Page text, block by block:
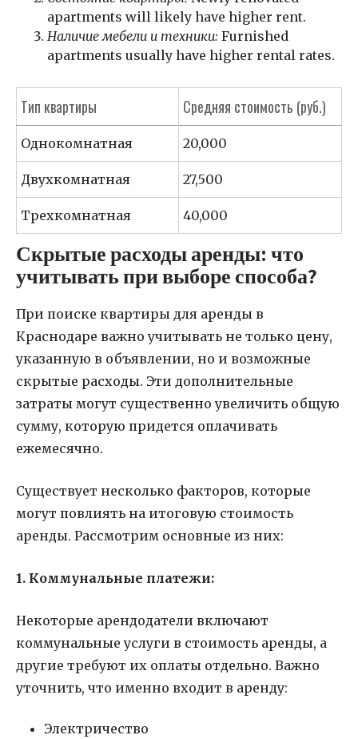
apartments will likely have higher rent.
Наличие мебели и техники: Furnished
apartments usually have higher rental rates.
Тип квартиры Средняя стоимость (руб.)
Однокомнатная 20,000
Двухкомнатная 27,500
Трехкомнатная 40,000
Скрытые расходы аренды: что
учитывать при выборе способа?
При поиске квартиры для аренды в
Краснодаре важно учитывать не только цену,
указанную в объявлении, но и возможные
скрытые расходы. Эти дополнительные
затраты могут существенно увеличить общую
сумму, которую придется оплачивать
ежемесячно.
Существует несколько факторов, которые
могут повлиять на итоговую стоимость
аренды. Рассмотрим основные из них:
1. Коммунальные платежи:
Некоторые арендодатели включают
коммунальные услуги в стоимость аренды, а
другие требуют их оплаты отдельно. Важно
уточнить, что именно входит в аренду:
Электричество